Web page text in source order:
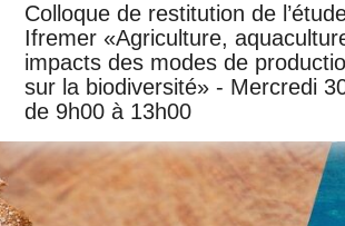
Colloque de restitution de
Ifremer «Agriculture,
impacts des modes de
sur la biodiversité» - Mercredi
de 9h00 à 13h00